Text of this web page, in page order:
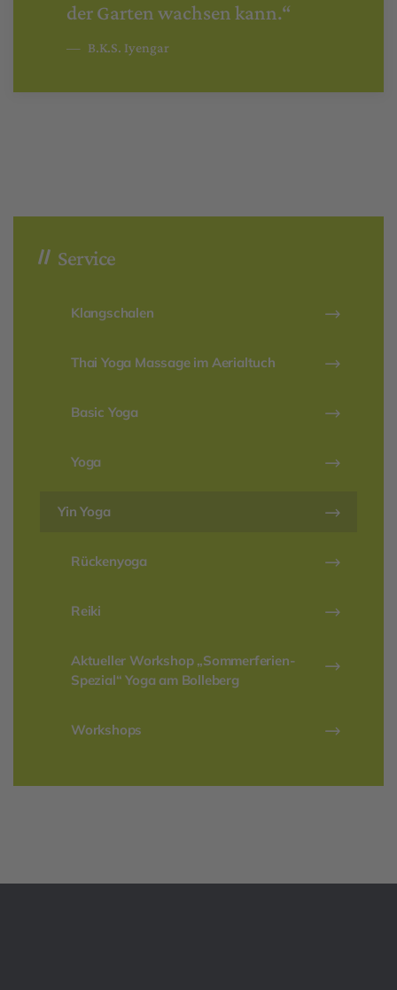
der Garten wachsen kann.“
B.K.S. Iyengar
Service
Klangschalen
Thai Yoga Massage im Aerialtuch
Basic Yoga
Yoga
Yin Yoga
Rückenyoga
Reiki
Aktueller Workshop „Sommerferien-
Spezial“ Yoga am Bolleberg
Workshops